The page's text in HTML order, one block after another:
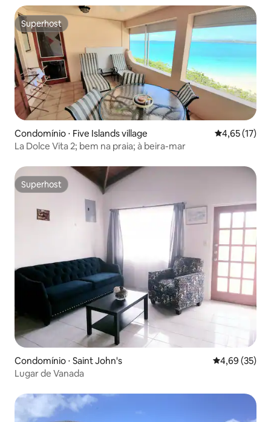
Superhost
Superhost
Condomínio ⋅ Five Islands village 4,65 de uma
4,65 (17)
La Dolce Vita 2; bem na praia; à beira-mar
Superhost
Superhost
Condomínio ⋅ Saint John's 4,69 de uma
4,69 (35)
Lugar de Vanada